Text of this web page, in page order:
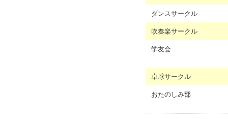
ダンスサークル
吹奏楽サークル
学友会
卓球サークル
おたのしみ部